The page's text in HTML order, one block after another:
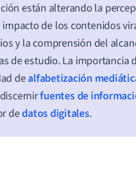
están alterando la
de los contenidos
y la comprensión del
de estudio. La importancia
dealfabetización
fuentes de
dedatos digitales.